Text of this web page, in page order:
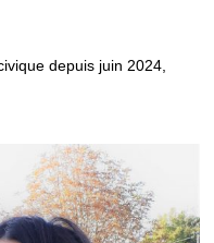
depuis juin 2024,